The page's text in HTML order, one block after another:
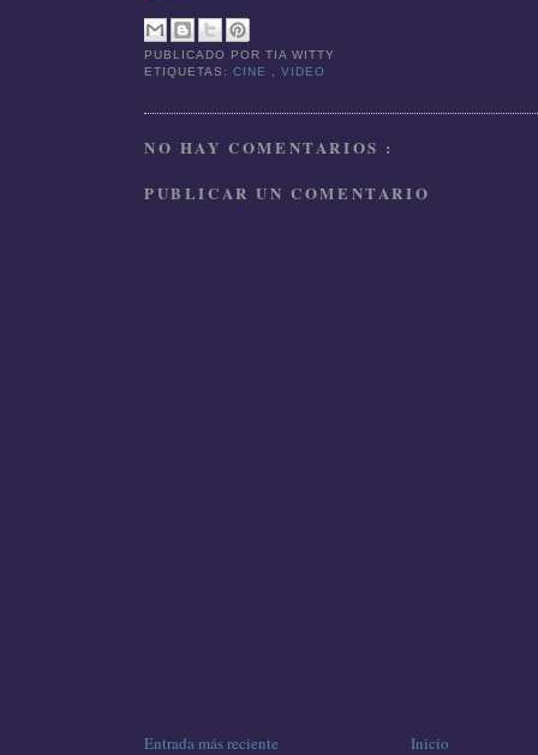
PUBLICADO PORTIA WITTY
ETIQUETAS:CINE ,VIDEO
NO HAY COMENTARIOS :
PUBLICAR UN COMENTARIO
Entrada más reciente Inicio